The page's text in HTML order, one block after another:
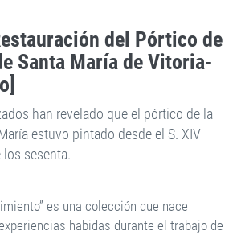
del Pórtico de
Santa María de Vitoria-
han revelado que el pórtico de la
estuvo pintado desde el S. XIV
los sesenta.
es una colección que nace
habidas durante el trabajo de